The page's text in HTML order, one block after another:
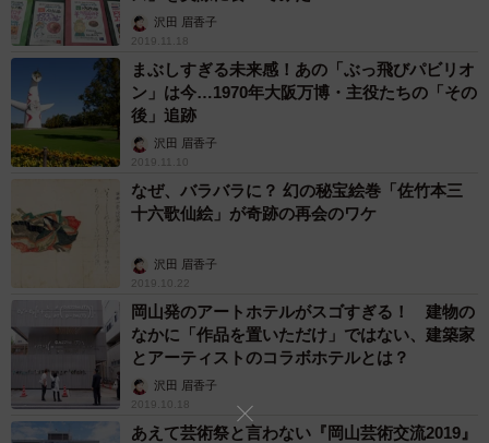
沢田 眉香子
2019.11.18
まぶしすぎる未来感！あの「ぶっ飛びパビリオ
ン」は今…1970年大阪万博・主役たちの「その
後」追跡
沢田 眉香子
2019.11.10
なぜ、バラバラに？ 幻の秘宝絵巻「佐竹本三
十六歌仙絵」が奇跡の再会のワケ
沢田 眉香子
2019.10.22
岡山発のアートホテルがスゴすぎる！ 建物の
なかに「作品を置いただけ」ではない、建築家
とアーティストのコラボホテルとは？
沢田 眉香子
2019.10.18
あえて芸術祭と言わない『岡山芸術交流2019』